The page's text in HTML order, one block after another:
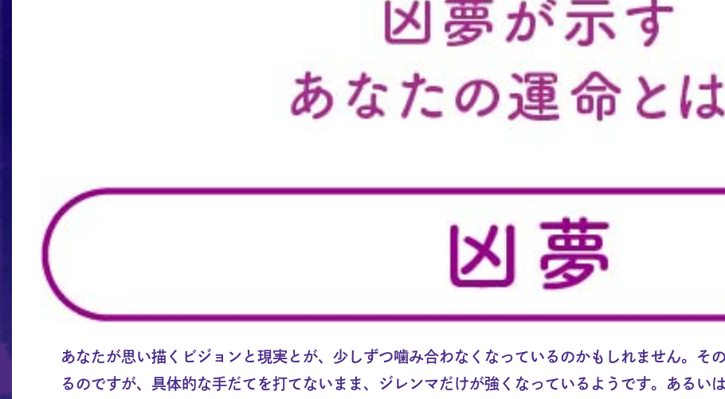
あなたが思い描くビジョンと現実とが、少しずつ噛み合わなくなっているのかもしれません。そ
るのですが、具体的な手だてを打てないまま、ジレンマだけが強くなっているようです。あるい